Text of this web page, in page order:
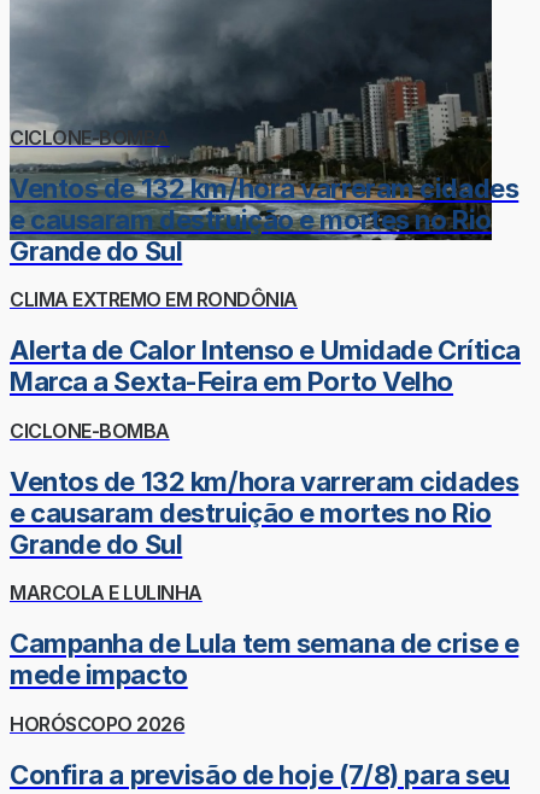
CICLONE-BOMBA
Ventos de 132 km/hora varreram cidades
e causaram destruição e mortes no Rio
Grande do Sul
CLIMA EXTREMO EM RONDÔNIA
Alerta de Calor Intenso e Umidade Crítica
Marca a Sexta-Feira em Porto Velho
CICLONE-BOMBA
Ventos de 132 km/hora varreram cidades
e causaram destruição e mortes no Rio
Grande do Sul
MARCOLA E LULINHA
Campanha de Lula tem semana de crise e
mede impacto
HORÓSCOPO 2026
Confira a previsão de hoje (7/8) para seu